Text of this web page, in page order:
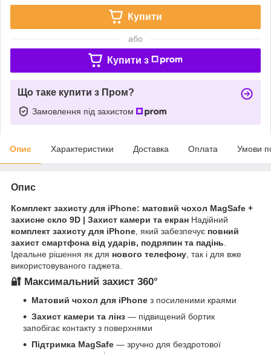
Купити
або
Купити з
Що таке купити з Пром?
Замовлення під захистом
Опис Характеристики Доставка Оплата Умови
Опис
Комплект захисту для iPhone: матовий чохол MagSafe +
захисне скло 9D | Захист камери та екран Надійний
комплект захисту для iPhone , який забезпечує повний
захист смартфона від ударів, подряпин та падінь
Ідеальне рішення як для нового телефону , так і для вже
використовуваного гаджета.
🔐 Максимальний захист 360°
Матовий чохол для iPhone з посиленими краями
Захист камери та лінз — підвищений бортик
запобігає контакту з поверхнями
Підтримка MagSafe — зручно для бездротової